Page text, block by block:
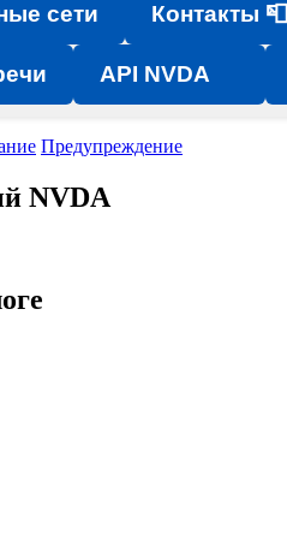
сети Контакты 📮
API NVDA
Предупреждение
NVDA